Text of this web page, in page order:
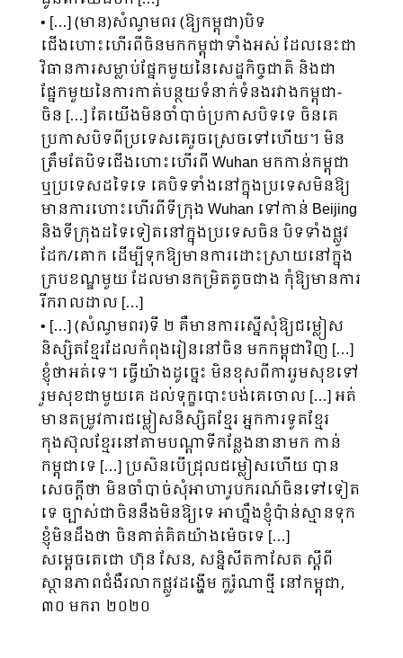
• […] (មាន)សំណូមពរ (ឱ្យកម្ពុជា)បិទ
ជើងហោះហើរពីចិនមកកម្ពុជាទាំងអស់ ដែលនេះជា
វិធានការសម្លាប់ផ្នែកមួយនៃសេដ្ឋកិច្ចជាតិ និងជា
ផ្នែកមួយនៃការកាត់បន្ថយទំនាក់ទំនងរវាងកម្ពុជា-
ចិន […] តែយើងមិនចាំបាច់ប្រកាសបិទទេ ចិនគេ
ប្រកាសបិទពីប្រទេសគេរួចស្រេចទៅហើយ។ មិន
ត្រឹមតែបិទជើងហោះហើរពី Wuhan មកកាន់កម្ពុជា
ឬប្រទេសដទៃទេ គេបិទទាំងនៅក្នុងប្រទេសមិនឱ្យ
មានការហោះហើរពីទីក្រុង Wuhan ទៅកាន់ Beijing
និងទីក្រុងដទៃទៀតនៅក្នុងប្រទេសចិន បិទទាំងផ្លូវ
ដែក/គោក ដើម្បីទុកឱ្យមានការដោះស្រាយនៅក្នុង
ក្របខណ្ឌមួយ ដែលមានកម្រិតតូចជាង កុំឱ្យមានការ
រីករាលដាល […]
• […] (សំណូមពរ)ទី ២ គឺមានការស្នើសុំឱ្យជម្លៀស
និស្សិតខ្មែរដែលកំពុងរៀននៅចិន មកកម្ពុជាវិញ […]
ខ្ញុំថាអត់ទេ។ ធ្វើយ៉ាងដូច្នេះ មិនខុសពីការរួមសុខទៅ
រួមសុខជាមួយគេ ដល់ទុក្ខបោះបង់គេចោល […] អត់
មានតម្រូវការជម្លៀសនិស្សិតខ្មែរ អ្នកការទូតខ្មែរ
កុងស៊ុលខ្មែរនៅតាមបណ្តាទីកន្លែងនានាមក កាន់
កម្ពុជាទេ […] ប្រសិនបើជ្រុលជម្លៀសហើយ បាន
សេចក្តីថា មិនចាំបាច់សុំអាហារូបករណ៍ចិនទៅទៀត
ទេ ច្បាស់ជាចិននឹងមិនឱ្យទេ អាហ្នឹងខ្ញុំប៉ាន់ស្មានទុក
ខ្ញុំមិនដឹងថា ចិនគាត់គិតយ៉ាងម៉េចទេ […]
សម្តេចតេជោ ហ៊ុន សែន, សន្និសីតកាសែត ស្តីពី
ស្ថានភាពជំងឺរលាកផ្លូវដង្ហើម កូរ៉ូណាថ្មី នៅកម្ពុជា,
៣០ មករា ២០២០